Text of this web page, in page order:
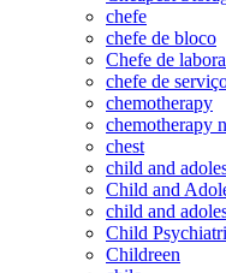
chefe
chefe de bloco
Chefe de
chefe de
chemotherapy
chemotherapy
chest
child and
Child and
child and
Child
Childreen